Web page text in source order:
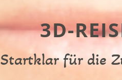
3D-
Startklar für die